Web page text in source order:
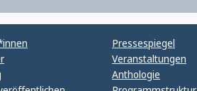
Pressespiegel
Veranstaltungen
Anthologie